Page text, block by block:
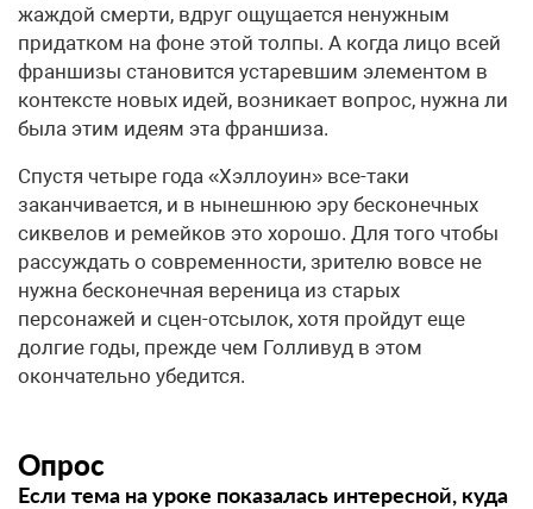
жаждой смерти, вдруг ощущается ненужным
придатком на фоне этой толпы. А когда лицо всей
франшизы становится устаревшим элементом в
контексте новых идей, возникает вопрос, нужна ли
была этим идеям эта франшиза.
Спустя четыре года «Хэллоуин» все-таки
заканчивается, и в нынешнюю эру бесконечных
сиквелов и ремейков это хорошо. Для того чтобы
рассуждать о современности, зрителю вовсе не
нужна бесконечная вереница из старых
персонажей и сцен-отсылок, хотя пройдут еще
долгие годы, прежде чем Голливуд в этом
окончательно убедится.
Опрос
Если тема на уроке показалась интересной, куда